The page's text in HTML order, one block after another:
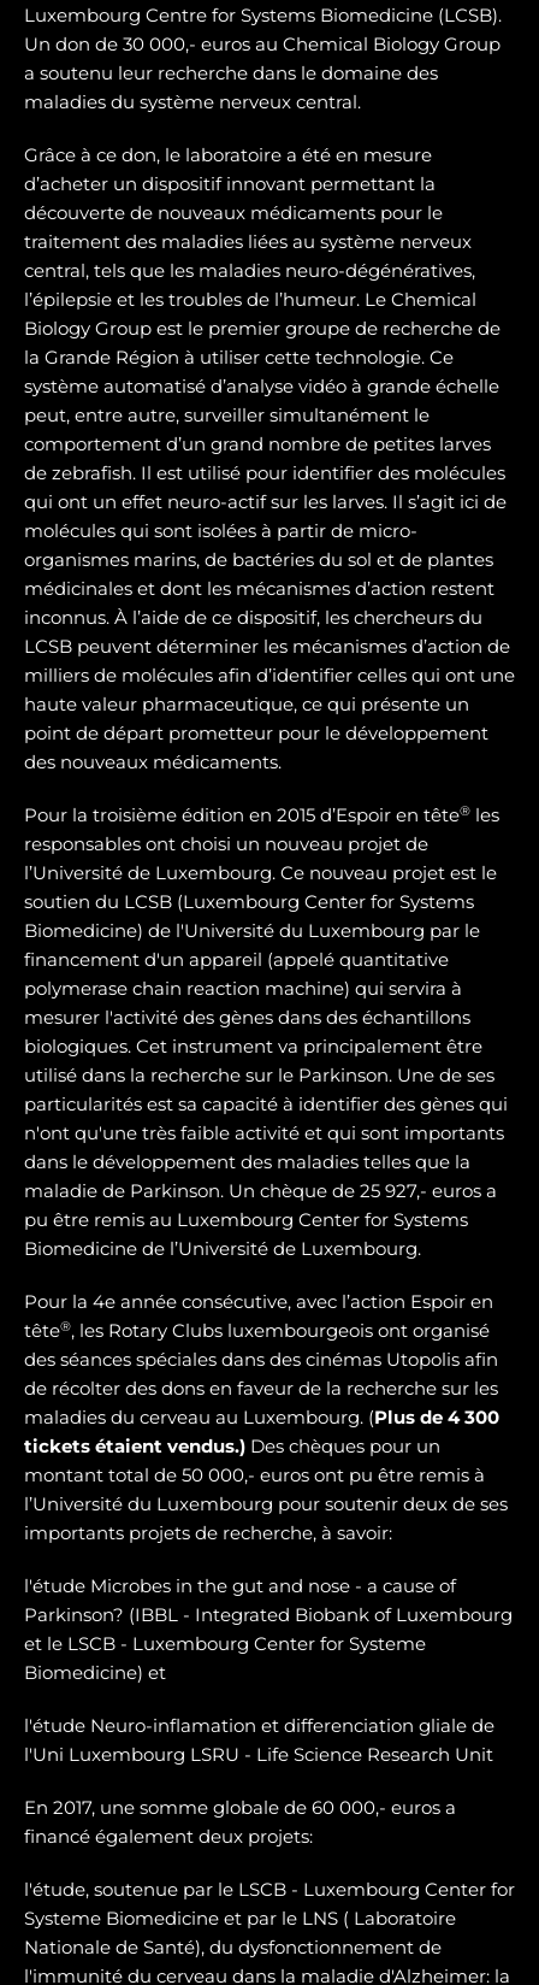
Luxembourg Centre for Systems Biomedicine (LCSB).
Un don de 30 000,- euros au Chemical Biology Group
a soutenu leur recherche dans le domaine des
maladies du système nerveux central.
Grâce à ce don, le laboratoire a été en mesure
d’acheter un dispositif innovant permettant la
découverte de nouveaux médicaments pour le
traitement des maladies liées au système nerveux
central, tels que les maladies neuro-dégénératives,
l’épilepsie et les troubles de l’humeur. Le Chemical
Biology Group est le premier groupe de recherche de
la Grande Région à utiliser cette technologie. Ce
système automatisé d’analyse vidéo à grande échelle
peut, entre autre, surveiller simultanément le
comportement d’un grand nombre de petites larves
de zebrafish. Il est utilisé pour identifier des molécules
qui ont un effet neuro-actif sur les larves. Il s’agit ici de
molécules qui sont isolées à partir de micro-
organismes marins, de bactéries du sol et de plantes
médicinales et dont les mécanismes d’action restent
inconnus. À l’aide de ce dispositif, les chercheurs du
LCSB peuvent déterminer les mécanismes d’action de
milliers de molécules afin d’identifier celles qui ont une
haute valeur pharmaceutique, ce qui présente un
point de départ prometteur pour le développement
des nouveaux médicaments.
Pour la troisième édition en 2015 d’Espoir en tête® les
responsables ont choisi un nouveau projet de
l’Université de Luxembourg. Ce nouveau projet est le
soutien du LCSB (Luxembourg Center for Systems
Biomedicine) de l'Université du Luxembourg par le
financement d'un appareil (appelé quantitative
polymerase chain reaction machine) qui servira à
mesurer l'activité des gènes dans des échantillons
biologiques. Cet instrument va principalement être
utilisé dans la recherche sur le Parkinson. Une de ses
particularités est sa capacité à identifier des gènes qui
n'ont qu'une très faible activité et qui sont importants
dans le développement des maladies telles que la
maladie de Parkinson. Un chèque de 25 927,- euros a
pu être remis au Luxembourg Center for Systems
Biomedicine de l’Université de Luxembourg.
Pour la 4e année consécutive, avec l’action Espoir en
tête®, les Rotary Clubs luxembourgeois ont organisé
des séances spéciales dans des cinémas Utopolis afin
de récolter des dons en faveur de la recherche sur les
maladies du cerveau au Luxembourg. (Plus de 4 300
tickets étaient vendus.) Des chèques pour un
montant total de 50 000,- euros ont pu être remis à
l’Université du Luxembourg pour soutenir deux de ses
importants projets de recherche, à savoir:
l'étude Microbes in the gut and nose - a cause of
Parkinson? (IBBL - Integrated Biobank of Luxembourg
et le LSCB - Luxembourg Center for Systeme
Biomedicine) et
l'étude Neuro-inflamation et differenciation gliale de
l'Uni Luxembourg LSRU - Life Science Research Unit
En 2017, une somme globale de 60 000,- euros a
financé également deux projets:
l'étude, soutenue par le LSCB - Luxembourg Center for
Systeme Biomedicine et par le LNS ( Laboratoire
Nationale de Santé), du dysfonctionnement de
l'immunité du cerveau dans la maladie d'Alzheimer: la